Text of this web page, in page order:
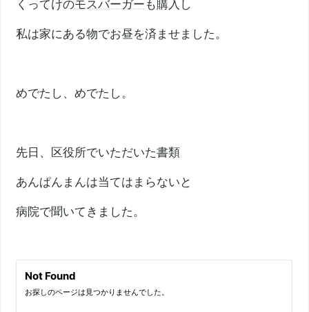
くってけのモスバーガー も購入し
私は家にある物でお昼を済ませました。
めでたし、めでたし。
先日、区役所でいただいた書類
あんぱんまんは当てはまらないと
病院で聞いてきました。